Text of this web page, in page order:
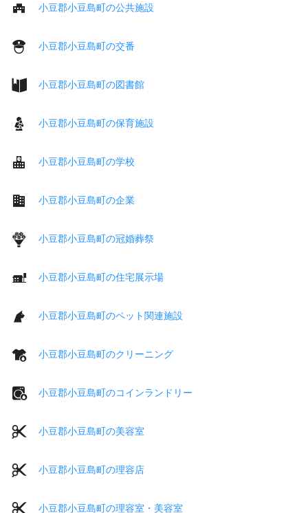
小豆郡小豆島町の公共施設
小豆郡小豆島町の交番
小豆郡小豆島町の図書館
小豆郡小豆島町の保育施設
小豆郡小豆島町の学校
小豆郡小豆島町の企業
小豆郡小豆島町の冠婚葬祭
小豆郡小豆島町の住宅展示場
小豆郡小豆島町のペット関連施設
小豆郡小豆島町のクリーニング
小豆郡小豆島町のコインランドリー
小豆郡小豆島町の美容室
小豆郡小豆島町の理容店
小豆郡小豆島町の理容室・美容室